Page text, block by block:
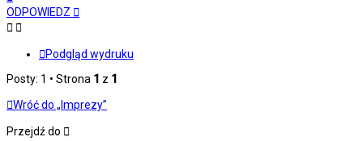
górę
ODPOWIEDZ
Podgląd wydruku
Posty: 1 • Strona 1 z 1
Wróć do „Imprezy”
Przejdź do